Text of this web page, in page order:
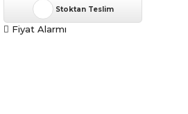
Stoktan Teslim
Fiyat Alarmı